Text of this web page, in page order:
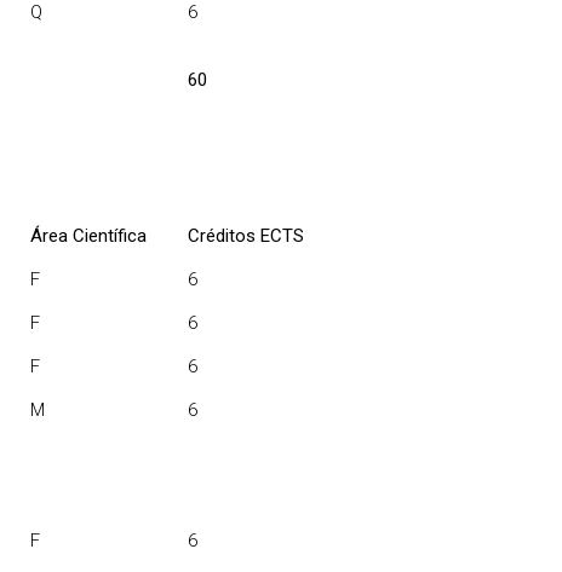
Q 6
60
Área Científica
Créditos ECTS
F
6
F
6
F
6
M
6
F 6